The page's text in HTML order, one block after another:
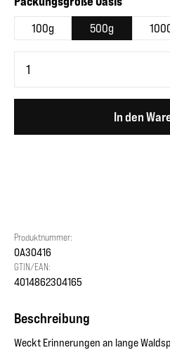
100g 500g
In den
Produktnummer:
OA30416
GTIN/EAN:
4014862304165
Beschreibung
Weckt Erinnerungen an lange